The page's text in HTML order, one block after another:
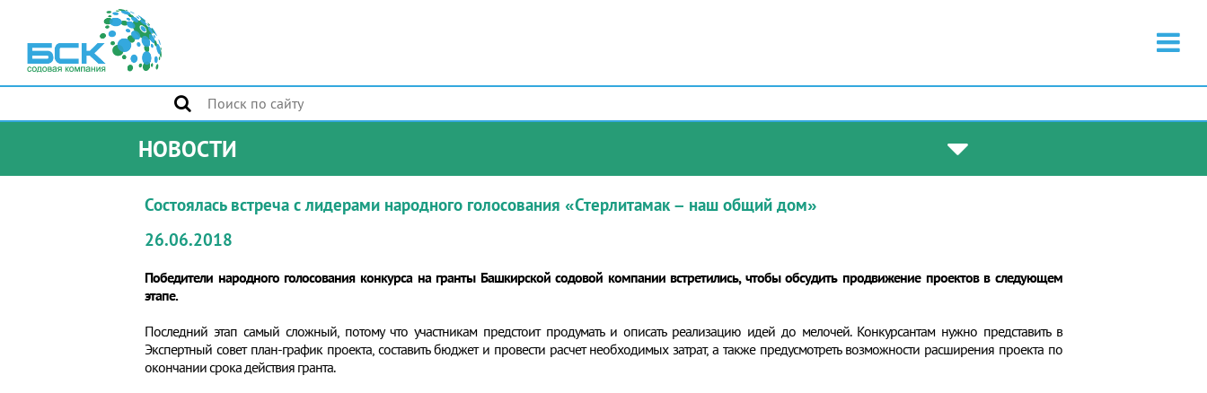
НОВОСТИ
Состоялась встреча с лидерами народного голосования «Стерлитамак – наш общий дом»
26.06.2018
Победители народного голосования конкурса на гранты Башкирской содовой компании встретились, чтобы обсудить продвижение проектов в следующем
этапе.
Последний этап самый сложный, потому что участникам предстоит продумать и описать реализацию идей до мелочей. Конкурсантам нужно представить в
Экспертный совет план-график проекта, составить бюджет и провести расчет необходимых затрат, а также предусмотреть возможности расширения проекта по
окончании срока действия гранта.